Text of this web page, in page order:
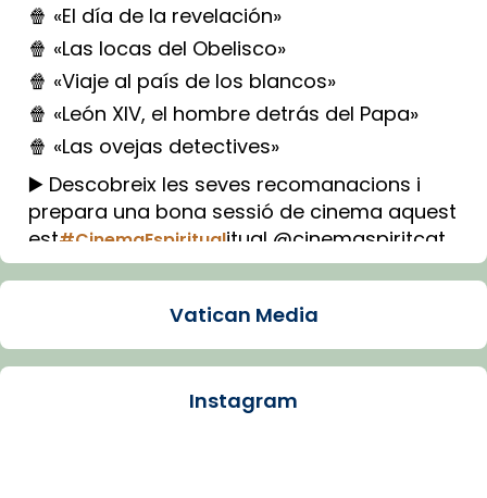
🍿 «El día de la revelación»
🍿 «Las locas del Obelisco»
🍿 «Viaje al país de los blancos»
🍿 «León XIV, el hombre detrás del Papa»
🍿 «Las ovejas detectives»
▶️ Descobreix les seves recomanacions i
prepara una bona sessió de cinema aquest
est#CinemaEspiritualitual @cinemaspiritcat
Imatge: Generada amb IA (OpenAI)
Arquebisbat de Barcelona
Vatican Media
Instagram